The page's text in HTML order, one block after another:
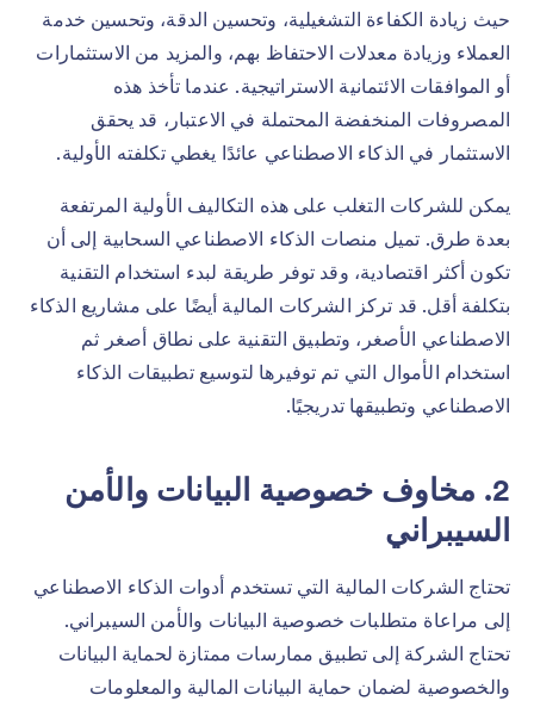
حيث زيادة الكفاءة التشغيلية، وتحسين الدقة، وتحسين خدمة
العملاء وزيادة معدلات الاحتفاظ بهم، والمزيد من الاستثمارات
أو الموافقات الائتمانية الاستراتيجية. عندما تأخذ هذه
المصروفات المنخفضة المحتملة في الاعتبار، قد يحقق
الاستثمار في الذكاء الاصطناعي عائدًا يغطي تكلفته الأولية.
يمكن للشركات التغلب على هذه التكاليف الأولية المرتفعة
بعدة طرق. تميل منصات الذكاء الاصطناعي السحابية إلى أن
تكون أكثر اقتصادية، وقد توفر طريقة لبدء استخدام التقنية
بتكلفة أقل. قد تركز الشركات المالية أيضًا على مشاريع الذكاء
الاصطناعي الأصغر، وتطبيق التقنية على نطاق أصغر ثم
استخدام الأموال التي تم توفيرها لتوسيع تطبيقات الذكاء
الاصطناعي وتطبيقها تدريجيًا.
2. مخاوف خصوصية البيانات والأمن
السيبراني
تحتاج الشركات المالية التي تستخدم أدوات الذكاء الاصطناعي
إلى مراعاة متطلبات خصوصية البيانات والأمن السيبراني.
تحتاج الشركة إلى تطبيق ممارسات ممتازة لحماية البيانات
والخصوصية لضمان حماية البيانات المالية والمعلومات